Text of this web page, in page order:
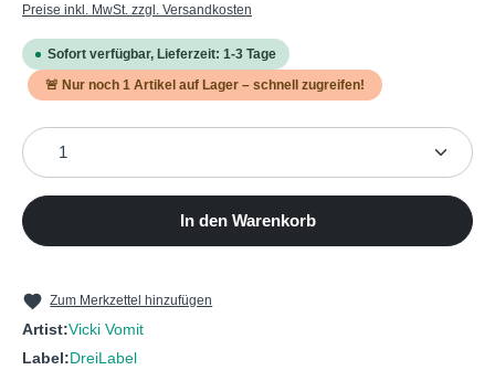
Preise inkl. MwSt. zzgl. Versandkosten
Sofort verfügbar, Lieferzeit: 1-3 Tage
🚨 Nur noch 1 Artikel auf Lager – schnell zugreifen!
Produkt Anzahl: Gib den gewünschten Wert ein
In den Warenkorb
Zum Merkzettel hinzufügen
Artist:Vicki Vomit
Label:DreiLabel